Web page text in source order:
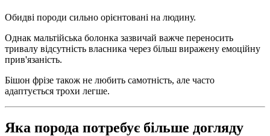
Обидві породи сильно орієнтовані на людину.
Однак мальтійська болонка зазвичай важче переносить
тривалу відсутність власника через більш виражену емоційну
прив'язаність.
Бішон фрізе також не любить самотність, але часто
адаптується трохи легше.
Яка порода потребує більше догляду